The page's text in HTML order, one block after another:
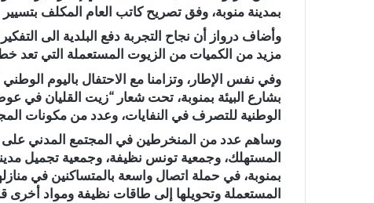
بمدينة منوبة، وفق تصريح كاتب العام المكلف
وأضاف درواز أن نجاح التجربة دفع البلدية الى
مزيد من الكميات من الزيوت المستعملة التي تعد
وفي نفس الإطار، وتزامنا مع الاحتفال باليوم الوطني
بشارع البيئة بمنوبة، تحت شعار “زيت القليان في
الوطنية للتصرف في النفايات، وعدد من مكونات
وساهم عدد من المنخرطين في المجتمع المدني على
المستهلك، وجمعية تونس نظيفة، وجمعية تجميل
بمنوبة، في حملة اتصال واسعة بالمتساكنين في
المستعملة وتحويلها إلى طاقات نظيفة ومواد أخرى